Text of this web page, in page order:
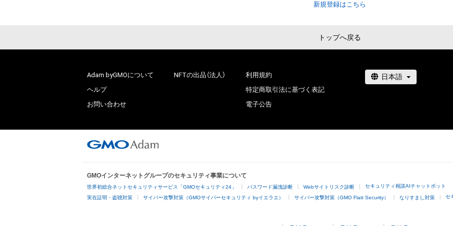
新規登録はこちら
トップへ戻る
Adam byGMOについて
ヘルプ
お問い合わせ
NFTの出品（法人）
利用規約
特定商取引法に基づく表記
電子公告
GMOインターネットグループのセキュリティ事業について
世界初総合ネットセキュリティサービス「GMOセキュリティ24」 パスワード漏洩診断 Webサイトリスク診断 セキュリティ相談AIチャットボット
実在証明・盗聴対策 サイバー攻撃対策（GMOサイバーセキュリティ byイエラエ） サイバー攻撃対策（GMO Flatt Security） なりすまし対策 セ